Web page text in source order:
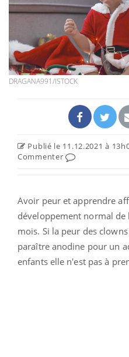
DRAGANA991/ISTOCK
Publié le 11.12.2021 à
Commenter
Avoir peur et apprendre
développement normal
mois. Si la peur des
paraître anodine pour un
enfants elle n'est pas à